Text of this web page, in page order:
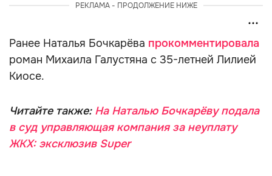
РЕКЛАМА - ПРОДОЛЖЕНИЕ НИЖЕ
Ранее Наталья Бочкарёва прокомментировала
роман Михаила Галустяна с 35-летней Лилией
Киосе.
Читайте также: На Наталью Бочкарёву подала
в суд управляющая компания за неуплату
ЖКХ: эксклюзив Super